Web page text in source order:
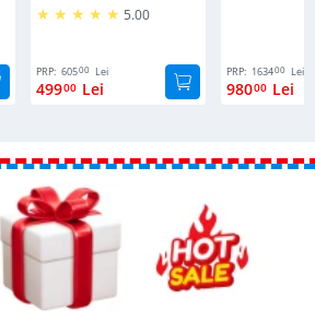
5.00
PRP: 60500 Lei
49900 Lei
PRP: 163400 Lei
98000 Lei